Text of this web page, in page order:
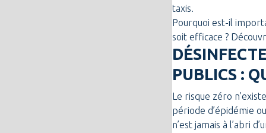
taxis.
Pourquoi est-il
soit efficace ?
PUBLICS :
Le risque zéro
période d’épidémie
n’est jamais à l’abri